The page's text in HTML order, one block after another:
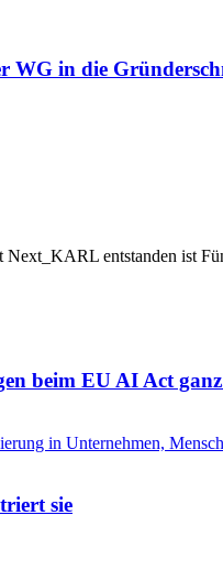
WG in die
entstanden ist
beim EU AI Act
sie